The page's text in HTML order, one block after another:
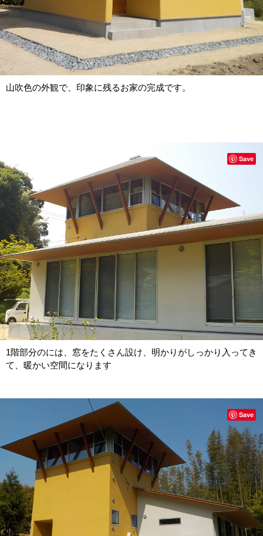
山吹色の外観で、印象に残るお家の完成です。
1階部分のには、窓をたくさん設け、明かりがしっかり入ってき
て、暖かい空間になります
Save
Save